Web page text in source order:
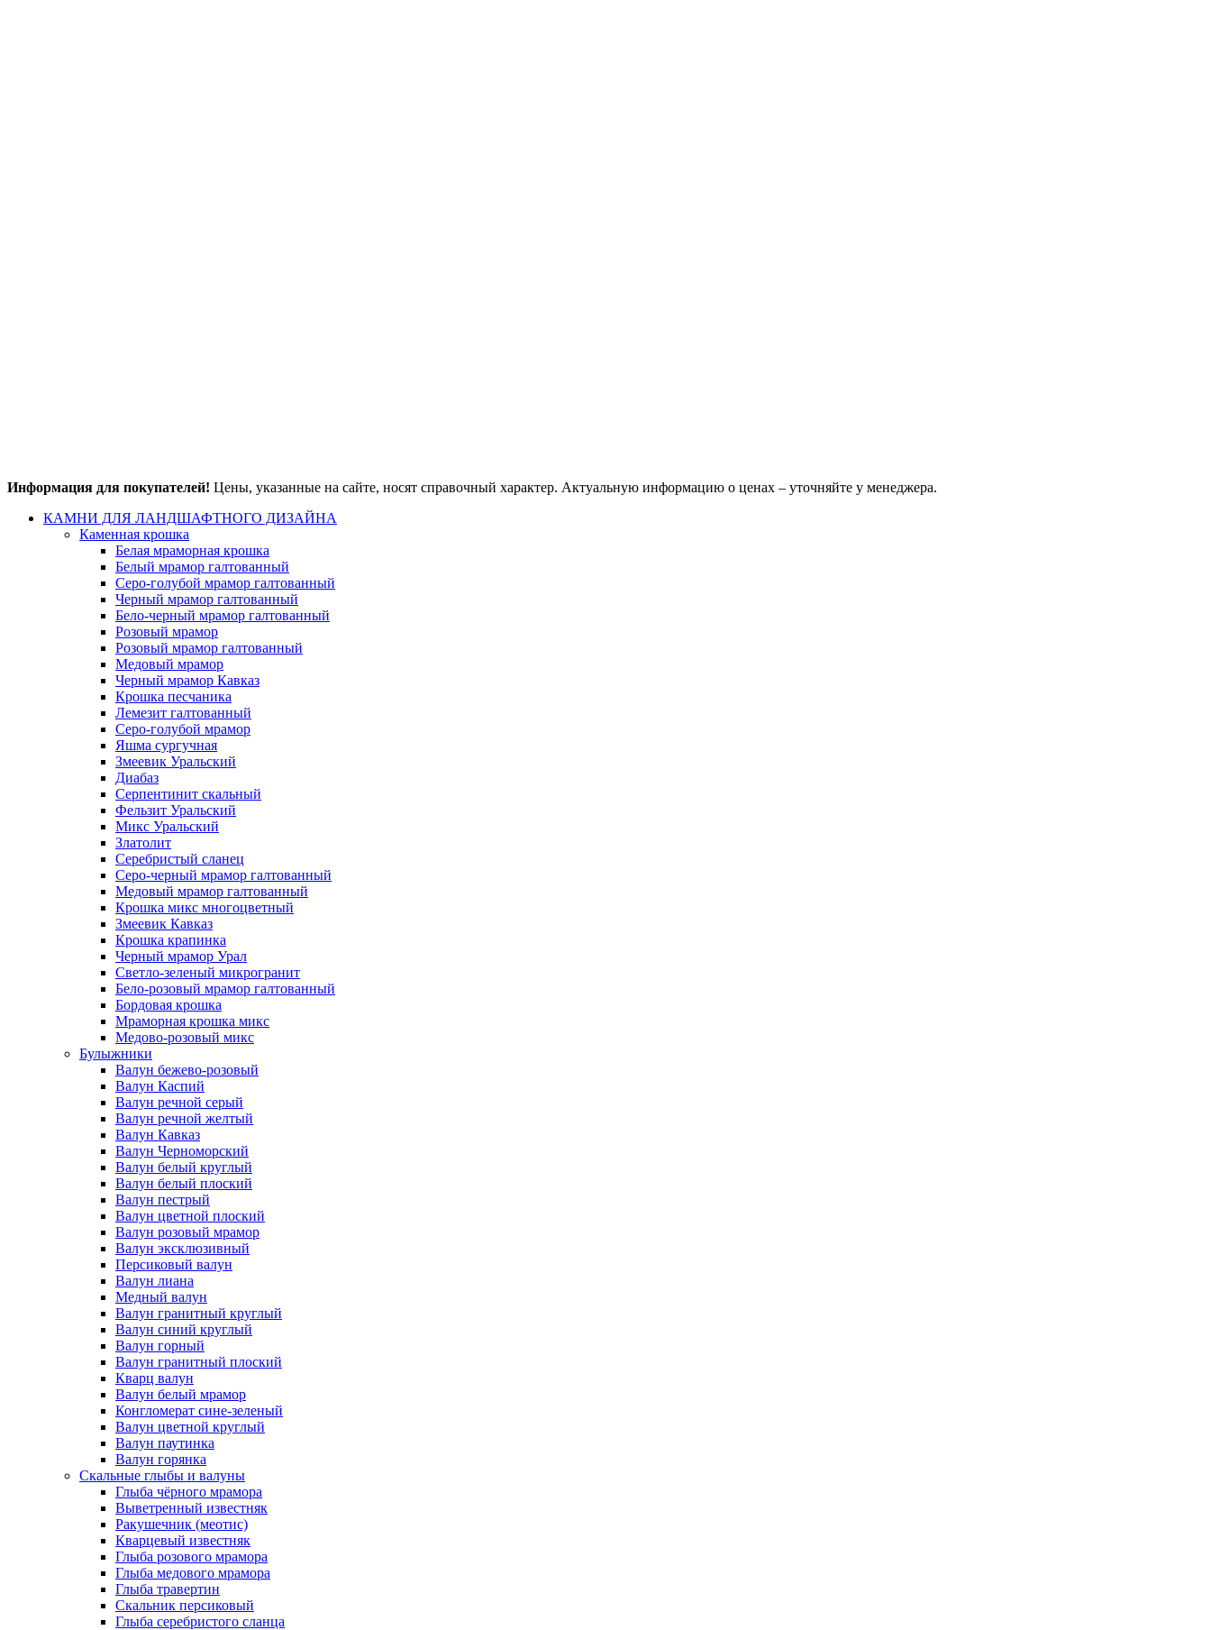
Информация для покупателей! Цены, указанные на сайте, носят справочный характер. Актуальную информацию о ценах – уточняйте у менеджера.
КАМНИ ДЛЯ ЛАНДШАФТНОГО ДИЗАЙНА
Каменная крошка
Белая мраморная крошка
Белый мрамор галтованный
Серо-голубой мрамор галтованный
Черный мрамор галтованный
Бело-черный мрамор галтованный
Розовый мрамор
Розовый мрамор галтованный
Медовый мрамор
Черный мрамор Кавказ
Крошка песчаника
Лемезит галтованный
Серо-голубой мрамор
Яшма сургучная
Змеевик Уральский
Диабаз
Серпентинит скальный
Фельзит Уральский
Микс Уральский
Златолит
Серебристый сланец
Серо-черный мрамор галтованный
Медовый мрамор галтованный
Крошка микс многоцветный
Змеевик Кавказ
Крошка крапинка
Черный мрамор Урал
Светло-зеленый микрогранит
Бело-розовый мрамор галтованный
Бордовая крошка
Мраморная крошка микс
Медово-розовый микс
Булыжники
Валун бежево-розовый
Валун Каспий
Валун речной серый
Валун речной желтый
Валун Кавказ
Валун Черноморский
Валун белый круглый
Валун белый плоский
Валун пестрый
Валун цветной плоский
Валун розовый мрамор
Валун эксклюзивный
Персиковый валун
Валун лиана
Медный валун
Валун гранитный круглый
Валун синий круглый
Валун горный
Валун гранитный плоский
Кварц валун
Валун белый мрамор
Конгломерат сине-зеленый
Валун цветной круглый
Валун паутинка
Валун горянка
Скальные глыбы и валуны
Глыба чёрного мрамора
Выветренный известняк
Ракушечник (меотис)
Кварцевый известняк
Глыба розового мрамора
Глыба медового мрамора
Глыба травертин
Скальник персиковый
Глыба серебристого сланца